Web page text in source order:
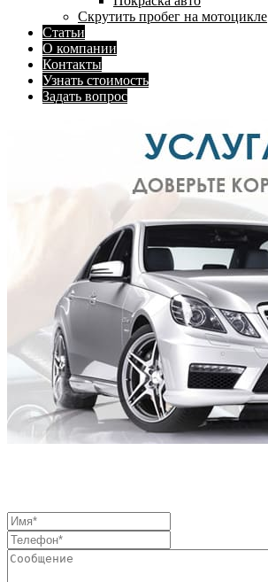
Скрутить пробег на мотоцикле
Статьи
О компании
Контакты
Узнать стоимость
Задать вопрос